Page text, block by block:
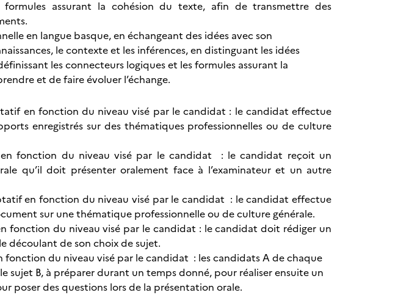
assurant la cohésion du texte, afin de transmettre des
en langue basque, en échangeant des idées avec son
le contexte et les inférences, en distinguant les idées
les connecteurs logiques et les formules assurant la
et de faire évoluer l’échange.
en fonction du niveau visé par le candidat : le candidat effectue
enregistrés sur des thématiques professionnelles ou de culture
en fonction du niveau visé par le candidat : le candidat reçoit un
qu’il doit présenter oralement face à l’examinateur et un autre
en fonction du niveau visé par le candidat : le candidat effectue
sur une thématique professionnelle ou de culture générale.
fonction du niveau visé par le candidat : le candidat doit rédiger un
découlant de son choix de sujet.
fonction du niveau visé par le candidat : les candidats A de chaque
sujet B, à préparer durant un temps donné, pour réaliser ensuite un
poser des questions lors de la présentation orale.